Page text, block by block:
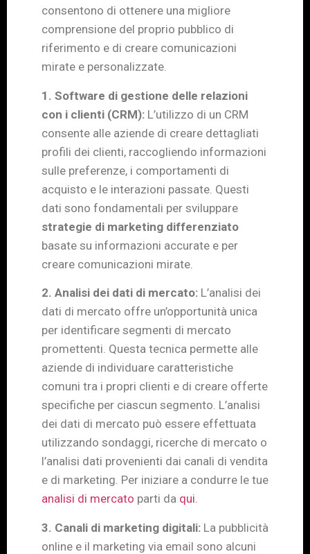
consentono di ottenere una migliore
comprensione del proprio pubblico di
riferimento e di creare comunicazioni
mirate e personalizzate.
1. Software di gestione delle relazioni
con i clienti (CRM): L’utilizzo di un CRM
consente alle aziende di creare dettagliati
profili dei clienti, raccogliendo informazioni
sulle preferenze, i comportamenti di
acquisto e le interazioni passate. Questi
dati sono fondamentali per sviluppare
strategie di marketing differenziato
basate su informazioni accurate e per
creare comunicazioni mirate.
2. Analisi dei dati di mercato: L’analisi dei
dati di mercato offre un’opportunità unica
per identificare segmenti di mercato
promettenti. Questa tecnica permette alle
aziende di individuare caratteristiche
comuni tra i propri clienti e di creare offerte
specifiche per ciascun segmento. L’analisi
dei dati di mercato può essere effettuata
utilizzando sondaggi, ricerche di mercato o
l’analisi dati provenienti dai canali di vendita
e di marketing. Per iniziare a condurre le tue
analisi di mercato parti da qui.
3. Canali di marketing digitali: La pubblicità
online e il marketing via email sono alcuni